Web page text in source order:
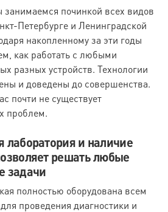
занимаемся починкой всех видов
Петербурге и Ленинградской
накопленному за эти годы
как работать с любыми
разных устройств. Технологии
и доведены до совершенства.
почти не существует
проблем.
лаборатория и наличие
решать любые
задачи
полностью оборудована всем
проведения диагностики и